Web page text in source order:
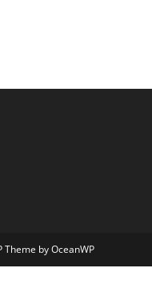
Theme by OceanWP